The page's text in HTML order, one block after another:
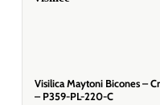
Visilica Maytoni Bicones –
– P359-PL-220-C